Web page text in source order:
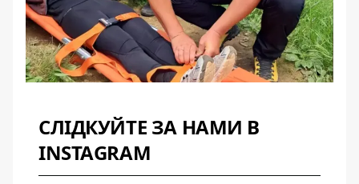
СЛІДКУЙТЕ ЗА НАМИ В
INSTAGRAM